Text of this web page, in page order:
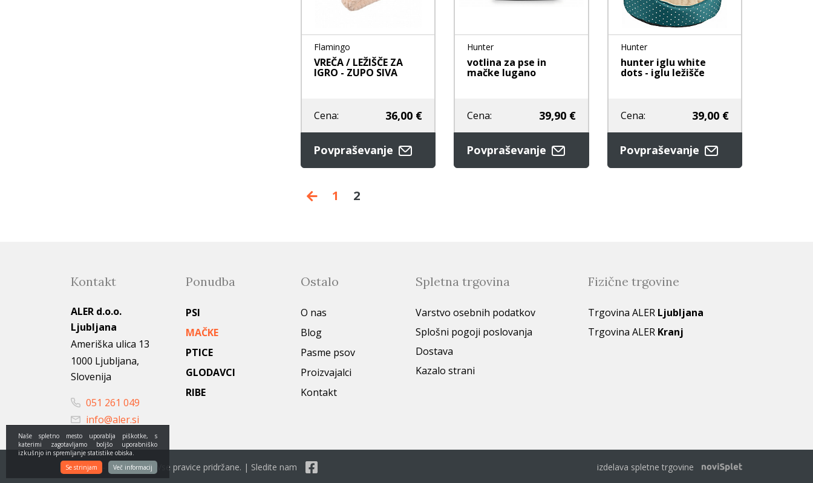
Flamingo
VREČA / LEŽIŠČE ZA
IGRO - ZUPO SIVA
Cena: 36,00 €
Povpraševanje
Hunter
votlina za pse in
mačke lugano
Cena: 39,90 €
Povpraševanje
Hunter
hunter iglu white
dots - iglu ležišče
Cena: 39,00 €
Povpraševanje
1 2
Kontakt
ALER d.o.o.
Ljubljana
Ameriška ulica 13
1000 Ljubljana,
Slovenija
051 261 049
info@aler.si
Ponudba
PSI
MAČKE
PTICE
GLODAVCI
RIBE
Ostalo
O nas
Blog
Pasme psov
Proizvajalci
Kontakt
Spletna trgovina
Varstvo osebnih podatkov
Splošni pogoji poslovanja
Dostava
Kazalo strani
Fizične trgovine
Trgovina ALER Ljubljana
Trgovina ALER Kranj
© 2022 - 2026 Aler.si. Vse pravice pridržane. | Sledite nam izdelava spletne trgovine
Naše spletno mesto uporablja piškotke, s
katerimi zagotavljamo boljšo uporabniško
izkušnjo in spremljanje statistike obiska.
Se strinjam
Več informacij